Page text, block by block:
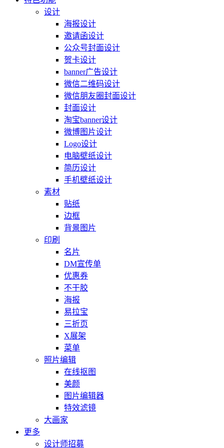
设计
海报设计
邀请函设计
公众号封面设计
贺卡设计
banner广告设计
微信二维码设计
微信朋友圈封面设计
封面设计
淘宝banner设计
微博图片设计
Logo设计
电脑壁纸设计
简历设计
手机壁纸设计
素材
贴纸
边框
背景图片
印刷
名片
DM宣传单
优惠券
不干胶
海报
易拉宝
三折页
X展架
菜单
照片编辑
在线抠图
美颜
图片编辑器
特效滤镜
大画家
更多
设计师招募